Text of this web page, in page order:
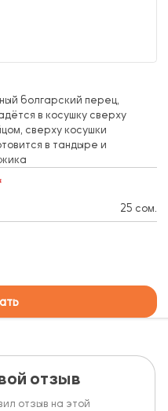
болгарский перец,
в косушку сверху
сверху косушки
в тандыре и
25 сом.
отзыв
отзыв на этой